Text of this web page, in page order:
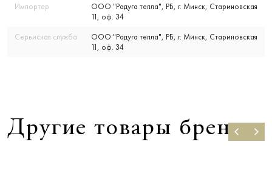
Импортер
ООО "Радуга тепла", РБ, г. Минск, Стариновская
11, оф. 34
Сервисная служба
ООО "Радуга тепла", РБ, г. Минск, Стариновская
11, оф. 34
Другие товары бренда